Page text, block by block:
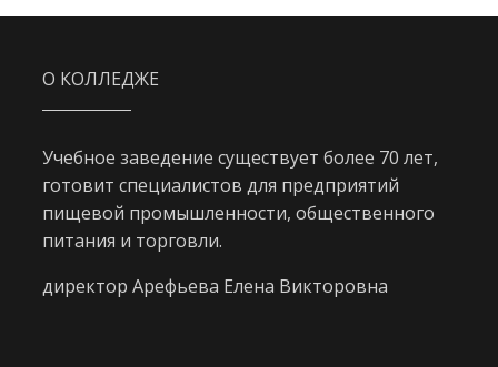
О КОЛЛЕДЖЕ
Учебное заведение существует более 70 лет,
готовит специалистов для предприятий
пищевой промышленности, общественного
питания и торговли.
директор Арефьева Елена Викторовна